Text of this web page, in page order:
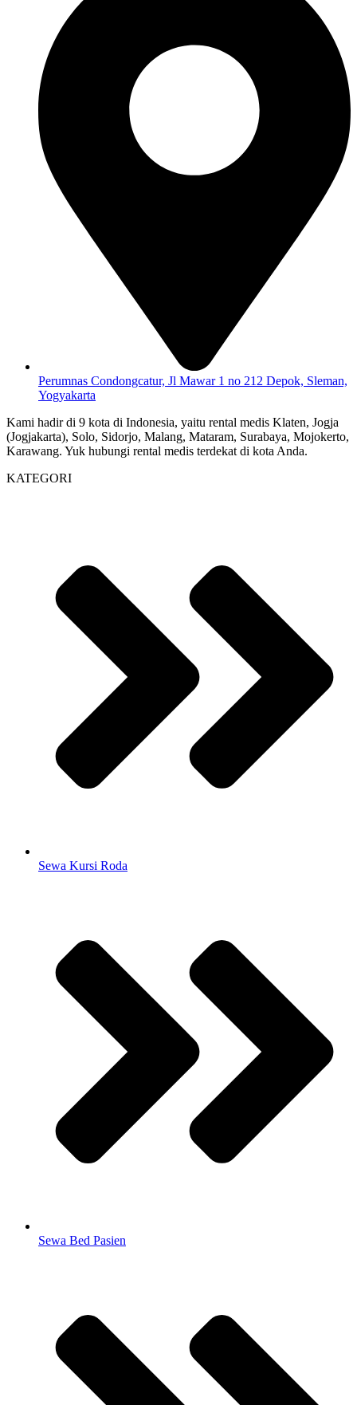
Perumnas Condongcatur, Jl Mawar 1 no 212 Depok, Sleman,
Yogyakarta
Kami hadir di 9 kota di Indonesia, yaitu rental medis Klaten, Jogja
(Jogjakarta), Solo, Sidorjo, Malang, Mataram, Surabaya, Mojokerto,
Karawang. Yuk hubungi rental medis terdekat di kota Anda.
KATEGORI
Sewa Kursi Roda
Sewa Bed Pasien